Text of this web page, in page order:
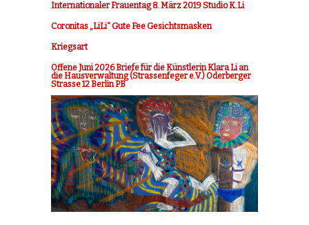
Internationaler Frauentag 8. März 2019 Studio K.Li
Coronitas „LiLi“ Gute Fee Gesichtsmasken
Kriegsart
Offene Juni 2026 Briefe für die Künstlerin Klara Li an
die Hausverwaltung (Strassenfeger e.V.) Oderberger
Strasse 12 Berlin PB